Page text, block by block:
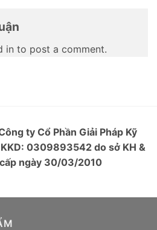
in to post a comment.
ty Cổ Phần Giải Pháp Kỹ
0309893542 do sở KH &
ngày 30/03/2010